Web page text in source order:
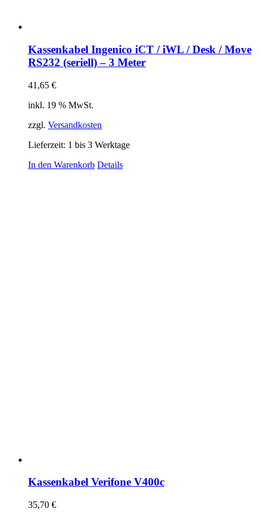
Kassenkabel Ingenico iCT / iWL / Desk / Move
RS232 (seriell) – 3 Meter
41,65 €
inkl. 19 % MwSt.
zzgl. Versandkosten
Lieferzeit: 1 bis 3 Werktage
In den Warenkorb Details
Kassenkabel Verifone V400c
35,70 €